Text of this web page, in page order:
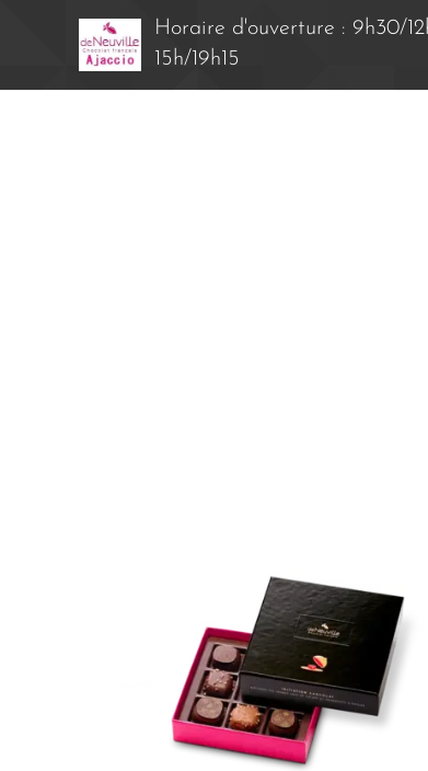
Horaire d'ouverture : 9h30/
15h/19h15